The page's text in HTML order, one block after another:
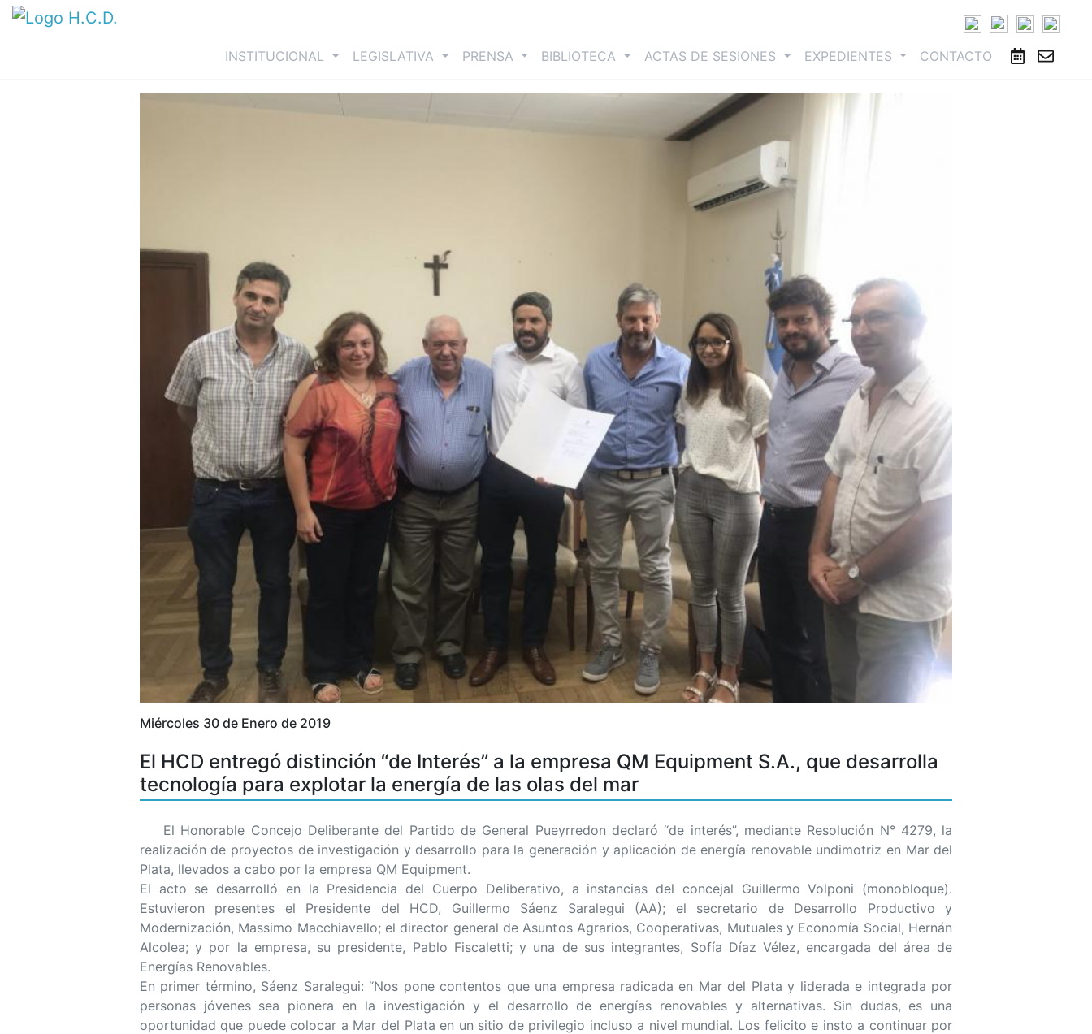
INSTITUCIONAL (current)LEGISLATIVA PRENSA BIBLIOTECA ACTAS DE SESIONES EXPEDIENTES CONTACTO
Miércoles 30 de Enero de 2019
El HCD entregó distinción “de Interés” a la empresa QM Equipment S.A., que desarrolla
tecnología para explotar la energía de las olas del mar
El Honorable Concejo Deliberante del Partido de General Pueyrredon declaró “de interés”, mediante Resolución N° 4279, la
realización de proyectos de investigación y desarrollo para la generación y aplicación de energía renovable undimotriz en Mar del
Plata, llevados a cabo por la empresa QM Equipment.
El acto se desarrolló en la Presidencia del Cuerpo Deliberativo, a instancias del concejal Guillermo Volponi (monobloque).
Estuvieron presentes el Presidente del HCD, Guillermo Sáenz Saralegui (AA); el secretario de Desarrollo Productivo y
Modernización, Massimo Macchiavello; el director general de Asuntos Agrarios, Cooperativas, Mutuales y Economía Social, Hernán
Alcolea; y por la empresa, su presidente, Pablo Fiscaletti; y una de sus integrantes, Sofía Díaz Vélez, encargada del área de
Energías Renovables.
En primer término, Sáenz Saralegui: “Nos pone contentos que una empresa radicada en Mar del Plata y liderada e integrada por
personas jóvenes sea pionera en la investigación y el desarrollo de energías renovables y alternativas. Sin dudas, es una
oportunidad que puede colocar a Mar del Plata en un sitio de privilegio incluso a nivel mundial. Los felicito e insto a continuar por